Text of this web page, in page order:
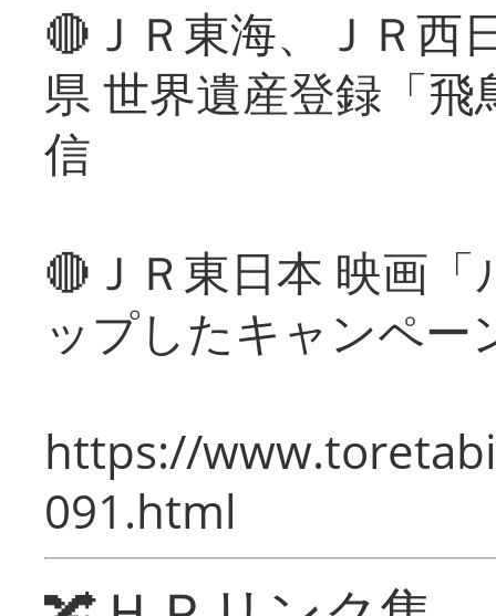
🔴ＪＲ東海、ＪＲ西
県 世界遺産登録「
信
🔴ＪＲ東日本 映画
ップしたキャンペー
https://
091.html